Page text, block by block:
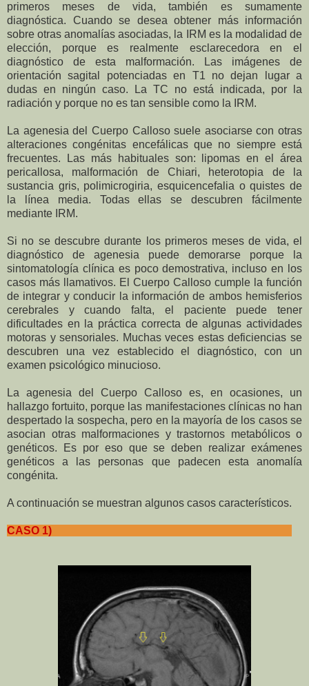
primeros meses de vida, también es sumamente
diagnóstica. Cuando se desea obtener más información
sobre otras anomalías asociadas, la IRM es la modalidad de
elección, porque es realmente esclarecedora en el
diagnóstico de esta malformación. Las imágenes de
orientación sagital potenciadas en T1 no dejan lugar a
dudas en ningún caso. La TC no está indicada, por la
radiación y porque no es tan sensible como la IRM.
La agenesia del Cuerpo Calloso suele asociarse con otras
alteraciones congénitas encefálicas que no siempre está
frecuentes. Las más habituales son: lipomas en el área
pericallosa, malformación de Chiari, heterotopia de la
sustancia gris, polimicrogiria, esquicencefalia o quistes de
la línea media. Todas ellas se descubren fácilmente
mediante IRM.
Si no se descubre durante los primeros meses de vida, el
diagnóstico de agenesia puede demorarse porque la
sintomatología clínica es poco demostrativa, incluso en los
casos más llamativos. El Cuerpo Calloso cumple la función
de integrar y conducir la información de ambos hemisferios
cerebrales y cuando falta, el paciente puede tener
dificultades en la práctica correcta de algunas actividades
motoras y sensoriales. Muchas veces estas deficiencias se
descubren una vez establecido el diagnóstico, con un
examen psicológico minucioso.
La agenesia del Cuerpo Calloso es, en ocasiones, un
hallazgo fortuito, porque las manifestaciones clínicas no han
despertado la sospecha, pero en la mayoría de los casos se
asocian otras malformaciones y trastornos metabólicos o
genéticos. Es por eso que se deben realizar exámenes
genéticos a las personas que padecen esta anomalía
congénita.
A continuación se muestran algunos casos característicos.
CASO 1)